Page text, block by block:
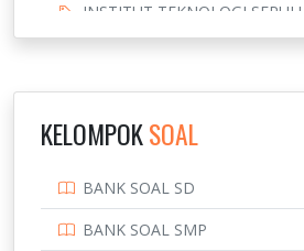
INSTITUT TEKNOLOGI
NOVEMBER
KELOMPOKSOAL
BANK SOAL SD
BANK SOAL SMP